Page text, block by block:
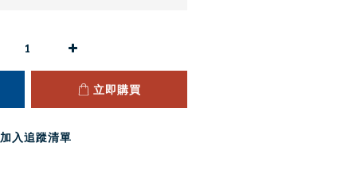
立即購買
加入追蹤清單